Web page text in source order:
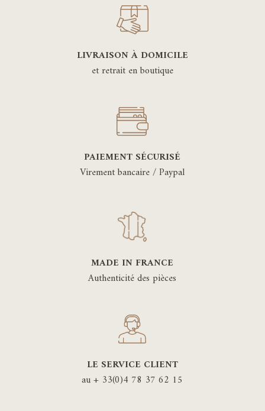
LIVRAISON À DOMICILE
et retrait en boutique
PAIEMENT SÉCURISÉ
Virement bancaire / Paypal
MADE IN FRANCE
Authenticité des pièces
LE SERVICE CLIENT
au + 33(0)4 78 37 62 15